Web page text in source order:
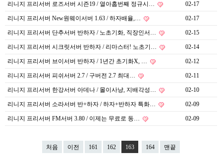
리니지 프리서버 로즈서버 시즌19 / 열아홉번째 정규시… 02-17
리니지 프리서버 New원웨이서버 1.63 / 하자배율,… 02-17
리니지 프리서버 단추서버 반하자 / 노초기화, 직장인서… 02-15
리니지 프리서버 시크릿서버 반하자 / 리마스터! 노초기… 02-14
리니지 프리서버 브이서버 반하자 / 1년간 초기화X, … 02-12
리니지 프리서버 피쉬서버 2.7 / 구버전 2.7 최대… 02-11
리니지 프리서버 한강서버 아데나 / 몰이사냥, 지배각성… 02-10
리니지 프리서버 소라서버 반+하자 / 하자+반하자 특화… 02-09
리니지 프리서버 FM서버 3.80 / 이제는 무료로 동… 02-09
처음 이전 161 162 163 164 맨끝